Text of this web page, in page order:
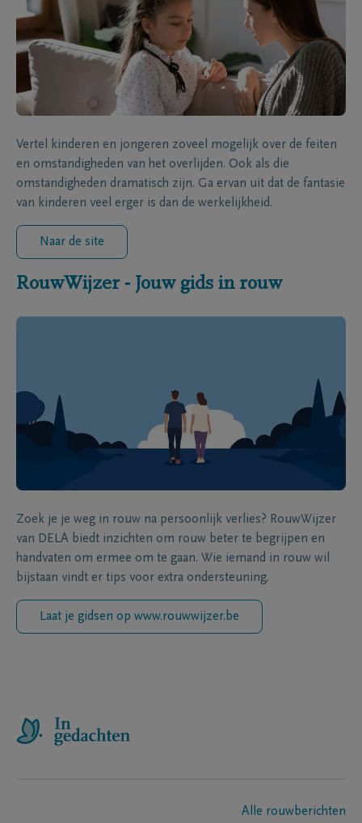
Vertel kinderen en jongeren zoveel mogelijk over de feiten
en omstandigheden van het overlijden. Ook als die
omstandigheden dramatisch zijn. Ga ervan uit dat de fantasie
van kinderen veel erger is dan de werkelijkheid.
Naar de site
RouwWijzer - Jouw gids in rouw
Zoek je je weg in rouw na persoonlijk verlies? RouwWijzer
van DELA biedt inzichten om rouw beter te begrijpen en
handvaten om ermee om te gaan. Wie iemand in rouw wil
bijstaan vindt er tips voor extra ondersteuning.
Laat je gidsen op www.rouwwijzer.be
Alle rouwberichten